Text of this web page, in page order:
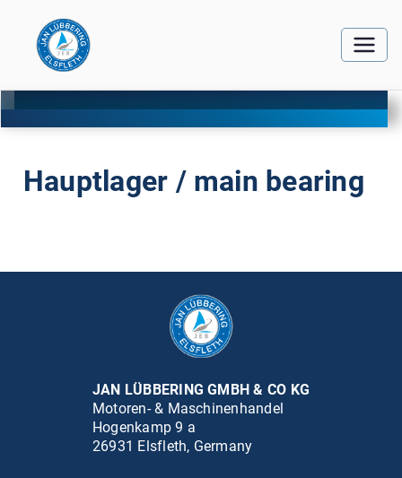
Hauptlager / main bearing
JAN LÜBBERING GMBH & CO KG
Motoren- & Maschinenhandel
Hogenkamp 9 a
26931 Elsfleth, Germany